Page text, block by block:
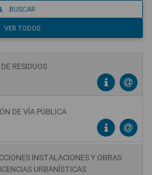
BUSCAR
VER TODOS
RESIDUOS
DE VÍA PÚBLICA
INSTALACIONES Y OBRAS
URBANÍSTICAS